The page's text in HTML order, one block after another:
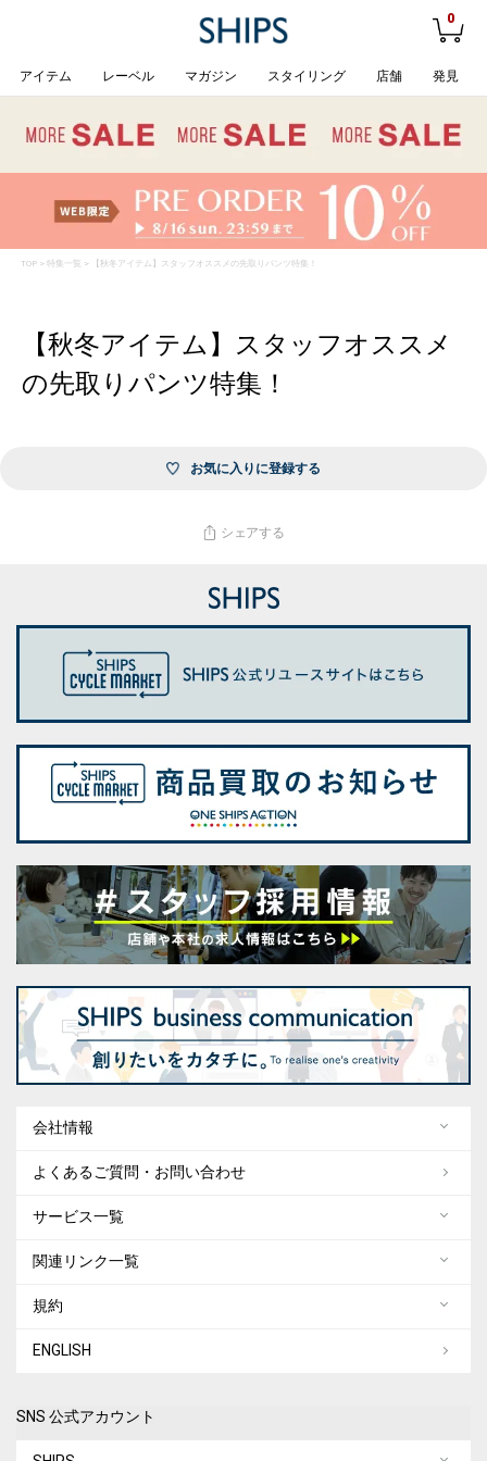
0
アイテム レーベル マガジン スタイリング 店舗 発見
TOP> 特集一覧 > 【秋冬アイテム】スタッフオススメの先取りパンツ特集！
【秋冬アイテム】スタッフオススメ
の先取りパンツ特集！
お気に入りに登録する
シェアする
会社情報
よくあるご質問・お問い合わせ
サービス一覧
関連リンク一覧
規約
ENGLISH
SNS 公式アカウント